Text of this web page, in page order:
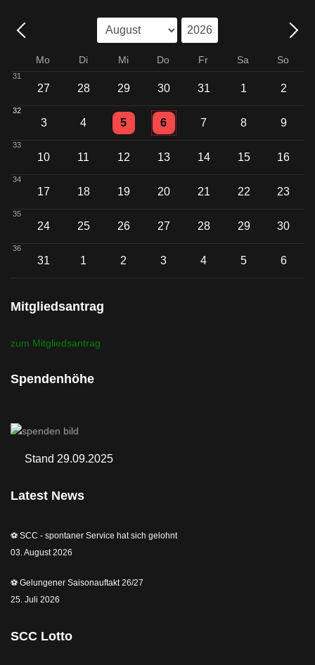
Mo Di Mi Do Fr Sa So
31
27 28 29 30 31 1 2
32
3 4 5
Einzelne Veranstaltung
6
Einzelne Veranstaltung
7 8 9
33
10 11 12 13 14 15 16
34
17 18 19 20 21 22 23
35
24 25 26 27 28 29 30
36
31 1 2 3 4 5 6
Mitgliedsantrag
zum Mitgliedsantrag
Spendenhöhe
Stand 29.09.2025
Latest News
⚽️ SCC - spontaner Service hat sich gelohnt
03. August 2026
⚽️ Gelungener Saisonauftakt 26/27
25. Juli 2026
SCC Lotto